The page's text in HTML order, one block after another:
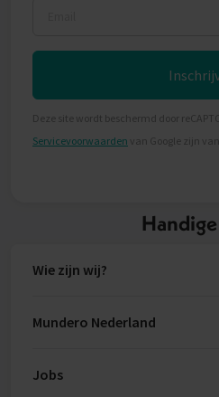
Deze site wordt beschermd door
Servicevoorwaarden van Google zijn
Wie zijn wij?
Mundero Nederland
Jobs